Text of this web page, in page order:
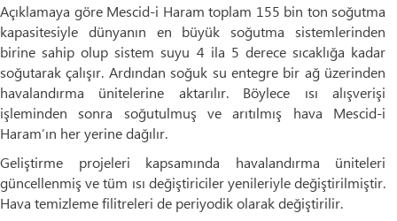
Açıklamaya göre Mescid-i Haram toplam 155 bin ton soğutma
kapasitesiyle dünyanın en büyük soğutma sistemlerinden
birine sahip olup sistem suyu 4 ila 5 derece sıcaklığa kadar
soğutarak çalışır. Ardından soğuk su entegre bir ağ üzerinden
havalandırma ünitelerine aktarılır. Böylece ısı alışverişi
işleminden sonra soğutulmuş ve arıtılmış hava Mescid-i
Haram’ın her yerine dağılır.
Geliştirme projeleri kapsamında havalandırma üniteleri
güncellenmiş ve tüm ısı değiştiriciler yenileriyle değiştirilmiştir.
Hava temizleme filitreleri de periyodik olarak değiştirilir.